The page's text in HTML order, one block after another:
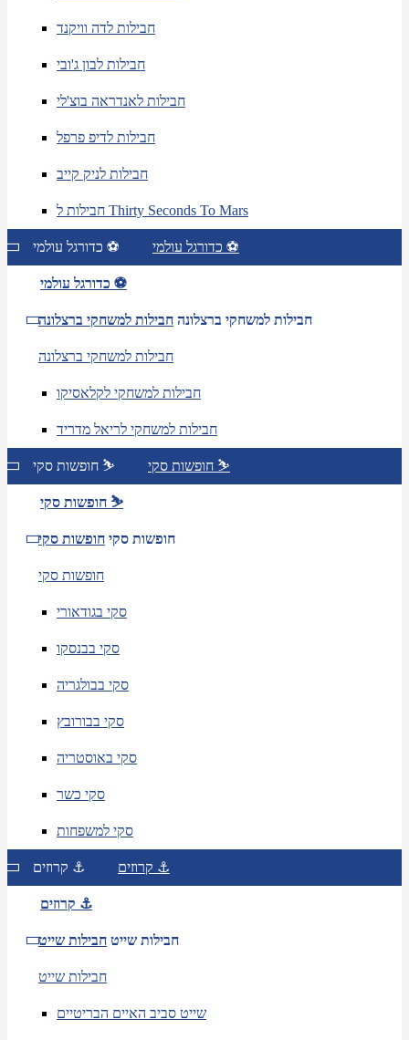
חבילות לדה וויקנד
חבילות לבון ג'ובי
חבילות לאנדראה בוצ'לי
חבילות לדיפ פרפל
חבילות לניק קייב
חבילות ל Thirty Seconds To Mars
כדורגל עולמי ⚽ כדורגל עולמי ⚽
כדורגל עולמי ⚽
חבילות למשחקי ברצלונה חבילות למשחקי ברצלונה
חבילות למשחקי ברצלונה
חבילות למשחקי לקלאסיקו
חבילות למשחקי לריאל מדריד
חופשות סקי ⛷️ חופשות סקי ⛷️
חופשות סקי ⛷️
חופשות סקי חופשות סקי
חופשות סקי
סקי בגודאורי
סקי בבנסקו
סקי בבולגריה
סקי בבורובץ
סקי באוסטריה
סקי כשר
סקי למשפחות
קרוזים ⚓ קרוזים ⚓
קרוזים ⚓
חבילות שייט חבילות שייט
חבילות שייט
שייט סביב האיים הבריטיים